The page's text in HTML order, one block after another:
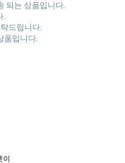
되는 상품입니다.
.
드립니다.
품입니다.